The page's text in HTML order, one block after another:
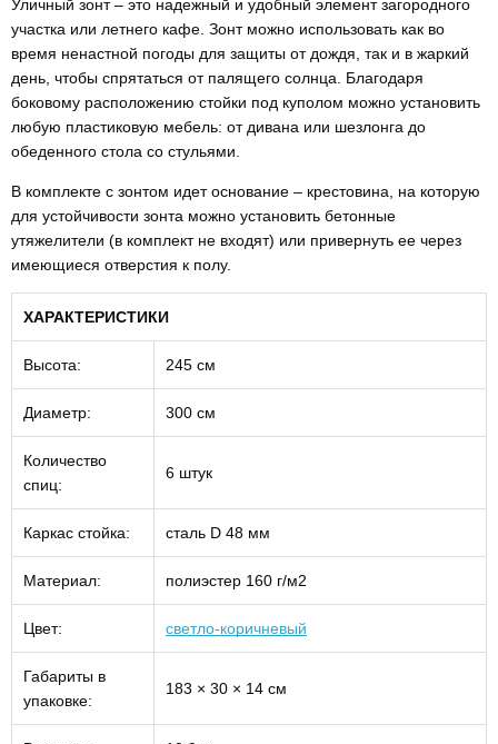
Уличный зонт – это надежный и удобный элемент загородного
участка или летнего кафе. Зонт можно использовать как во
время ненастной погоды для защиты от дождя, так и в жаркий
день, чтобы спрятаться от палящего солнца. Благодаря
боковому расположению стойки под куполом можно установить
любую пластиковую мебель: от дивана или шезлонга до
обеденного стола со стульями.
В комплекте с зонтом идет основание – крестовина, на которую
для устойчивости зонта можно установить бетонные
утяжелители (в комплект не входят) или привернуть ее через
имеющиеся отверстия к полу.
ХАРАКТЕРИСТИКИ
Высота: 245 см
Диаметр: 300 см
Количество
спиц:
6 штук
Каркас стойка: сталь D 48 мм
Материал: полиэстер 160 г/м2
Цвет: светло-коричневый
Габариты в
упаковке:
183 × 30 × 14 см